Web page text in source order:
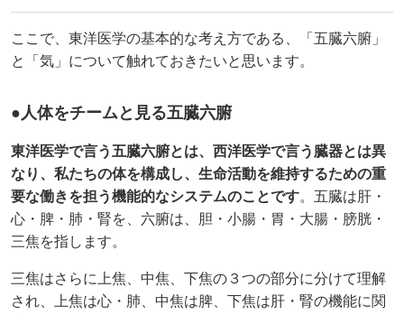
ここで、東洋医学の基本的な考え方である、「五臓六腑」
と「気」について触れておきたいと思います。
●人体をチームと見る五臓六腑
東洋医学で言う五臓六腑とは、西洋医学で言う臓器とは異
なり、私たちの体を構成し、生命活動を維持するための重
要な働きを担う機能的なシステムのことです。五臓は肝・
心・脾・肺・腎を、六腑は、胆・小腸・胃・大腸・膀胱・
三焦を指します。
三焦はさらに上焦、中焦、下焦の３つの部分に分けて理解
され、上焦は心・肺、中焦は脾、下焦は肝・腎の機能に関